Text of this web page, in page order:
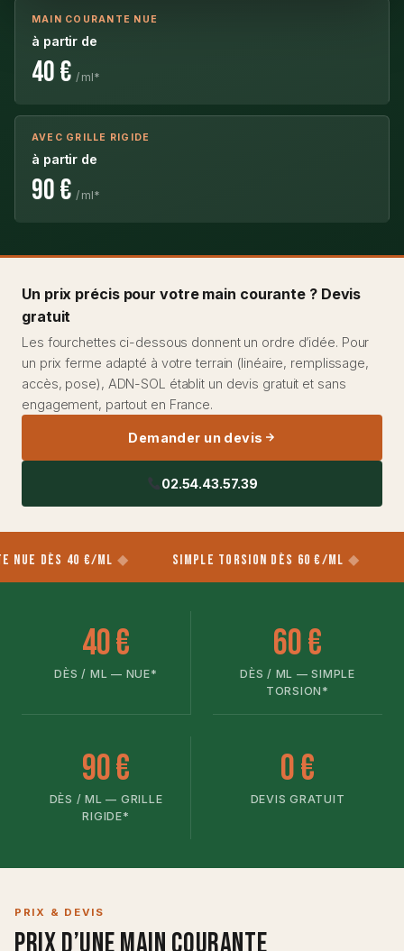
MAIN COURANTE NUE
à partir de
40 € / ml*
AVEC GRILLE RIGIDE
à partir de
90 € / ml*
Un prix précis pour votre main courante ? Devis
gratuit
Les fourchettes ci-dessous donnent un ordre d’idée. Pour
un prix ferme adapté à votre terrain (linéaire, remplissage,
accès, pose), ADN-SOL établit un devis gratuit et sans
engagement, partout en France.
Demander un devis
02.54.43.57.39
40 €/ml Simple Torsion dès 60 €/ml
40 €
DÈS / ML — NUE*
60 €
DÈS / ML — SIMPLE
TORSION*
90 €
DÈS / ML — GRILLE
RIGIDE*
0 €
DEVIS GRATUIT
PRIX & DEVIS